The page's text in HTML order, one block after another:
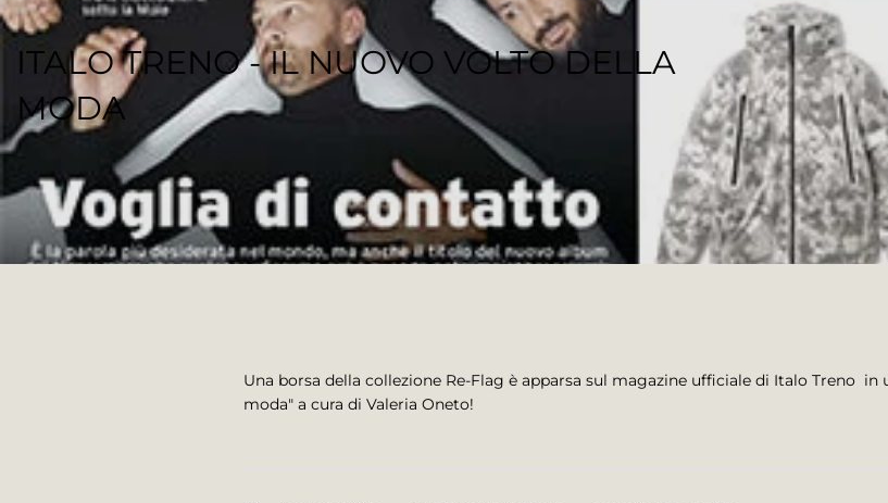
ITALO TRENO - IL NUOVO VOLTO DELLA
MODA
REGENESI STAFF
Una borsa della collezione Re-Flag è apparsa sul magazine ufficiale di Italo Treno
moda" a cura di Valeria Oneto!